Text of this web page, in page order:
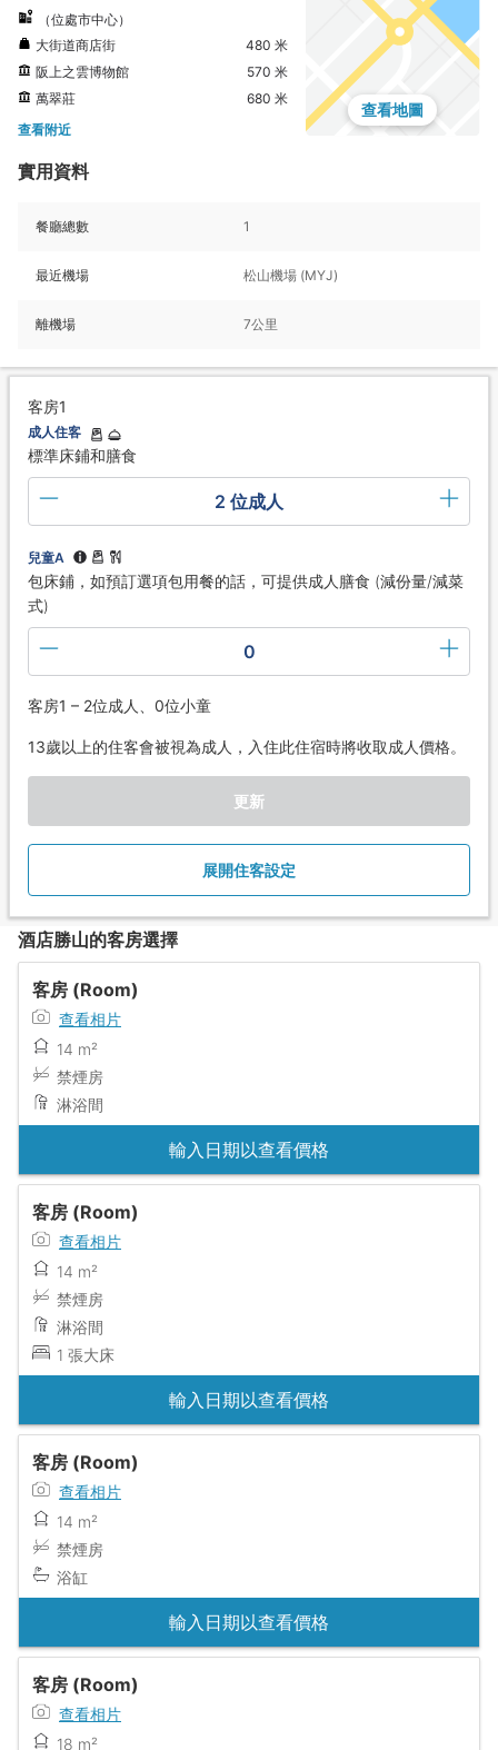
（位處市中心）
大街道商店街
480 米
阪上之雲博物館
570 米
萬翠莊
680 米
查看附近
查看地圖
實用資料
餐廳總數 1
最近機場 松山機場 (MYJ)
離機場 7公里
客房1
成人住客
標準床鋪和膳食
2 位成人
兒童A
包床鋪，如預訂選項包用餐的話，可提供成人膳食 (減份量/減菜
式)
0
客房1 – 2位成人、0位小童
13歲以上的住客會被視為成人，入住此住宿時將收取成人價格。
更新
展開住客設定
酒店勝山的客房選擇
客房 (Room)
查看相片
14 m²
禁煙房
淋浴間
輸入日期以查看價格
客房 (Room)
查看相片
14 m²
禁煙房
淋浴間
1 張大床
輸入日期以查看價格
客房 (Room)
查看相片
14 m²
禁煙房
浴缸
輸入日期以查看價格
客房 (Room)
查看相片
18 m²